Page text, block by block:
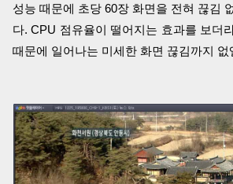
성능 때문에 초당 60장 화면을 전혀 끊김
다. CPU 점유율이 떨어지는 효과를 보더
때문에 일어나는 미세한 화면 끊김까지 없